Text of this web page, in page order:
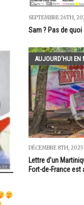
SEPTEMBRE 26TH,
Sam ? Pas de
AUJOURD'HUI EN
DÉCEMBRE 8TH, 2025
Lettre d’un
Fort-de-France